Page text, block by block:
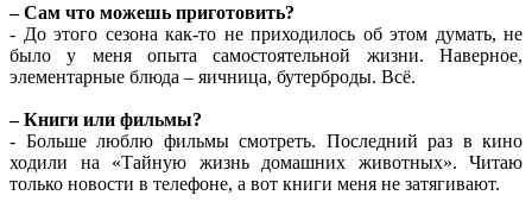
– Сам что можешь приготовить?
- До этого сезона как-то не приходилось об этом думать, не
было у меня опыта самостоятельной жизни. Наверное,
элементарные блюда – яичница, бутерброды. Всё.
– Книги или фильмы?
- Больше люблю фильмы смотреть. Последний раз в кино
ходили на «Тайную жизнь домашних животных». Читаю
только новости в телефоне, а вот книги меня не затягивают.